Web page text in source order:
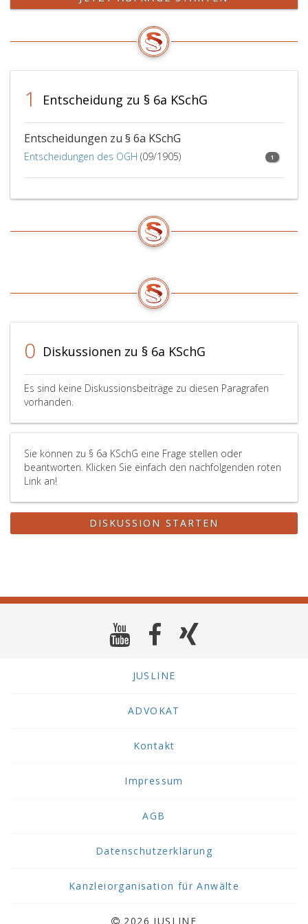
1 Entscheidung zu § 6a KSchG
Entscheidungen zu § 6a KSchG
Entscheidungen des OGH (09/1905) 1
0 Diskussionen zu § 6a KSchG
Es sind keine Diskussionsbeiträge zu diesen Paragrafen
vorhanden.
Sie können zu § 6a KSchG eine Frage stellen oder
beantworten. Klicken Sie einfach den nachfolgenden roten
Link an!
DISKUSSION STARTEN
JUSLINE
ADVOKAT
Kontakt
Impressum
AGB
Datenschutzerklärung
Kanzleiorganisation für Anwälte
2026 JUSLINE